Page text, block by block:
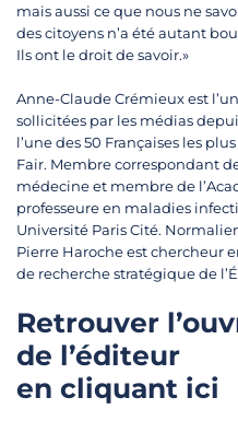
mais aussi ce que nous ne
des citoyens n’a été autant
Ils ont le droit de savoir.»
Anne-Claude Crémieux est
sollicitées par les médias
l’une des 50 Françaises les
Fair. Membre correspondant
médecine et membre de
professeure en maladies
Université Paris Cité.
Pierre Haroche est chercheur
de recherche stratégique de
Retrouver
de l’éditeur
en cliquant ici